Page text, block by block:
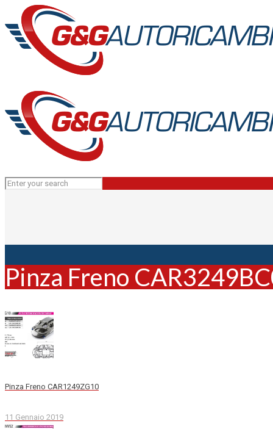
Pinza Freno
Pinza Freno CAR1249ZG10
11 Gennaio 2019